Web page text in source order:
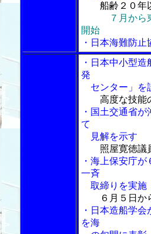
船齢２０年
７月か
開始
・日本海難防
・日本中小型
発
センター」を
高度な技能
・国土交通省
て
見解を示す
照屋寛徳議
・海上保安庁
一斉
取締りを実施
６月５日
・日本造船学
を海